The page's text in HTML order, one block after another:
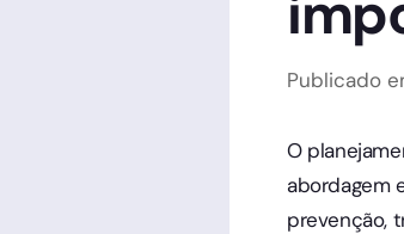
Publicado
O
abordagem
prevenção,